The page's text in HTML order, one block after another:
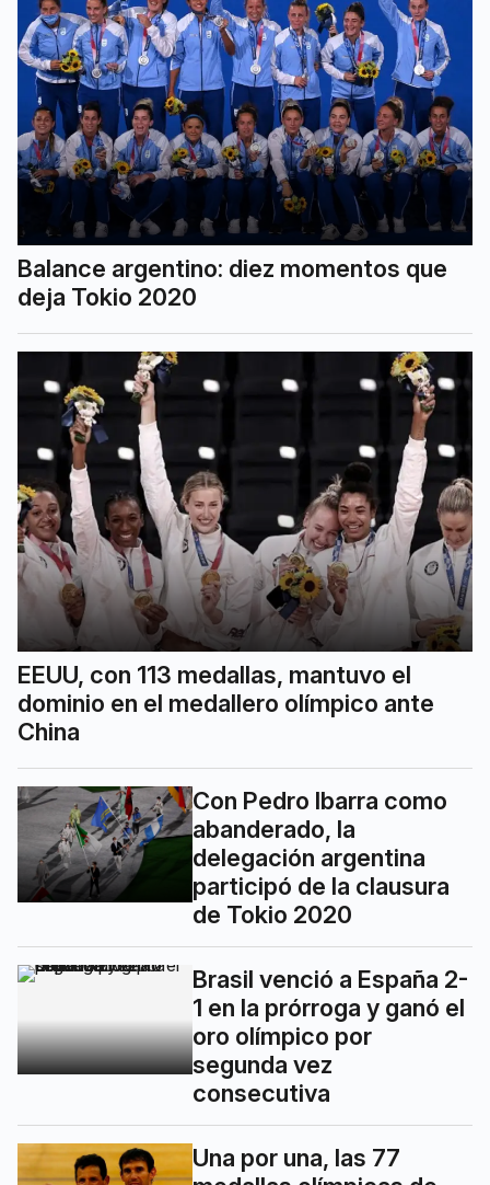
Balance argentino: diez momentos que
deja Tokio 2020
EEUU, con 113 medallas, mantuvo el
dominio en el medallero olímpico ante
China
Con Pedro Ibarra como
abanderado, la
delegación argentina
participó de la clausura
de Tokio 2020
Brasil venció a España 2-
1 en la prórroga y ganó el
oro olímpico por
segunda vez
consecutiva
Una por una, las 77